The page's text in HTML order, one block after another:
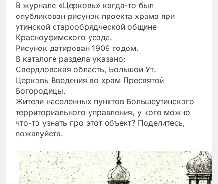
В журнале «Церковь» когда-то был
опубликован рисунок проекта храма при
утинской старообрядческой общине
Красноуфимского уезда.
Рисунок датирован 1909 годом.
В каталоге раздела указано:
Свердловская область, Большой Ут.
Церковь Введения во храм Пресвятой
Богородицы.
Жители населенных пунктов Большеутинского
территориального управления, у кого можно
что-то узнать про этот объект? Поделитесь,
пожалуйста.